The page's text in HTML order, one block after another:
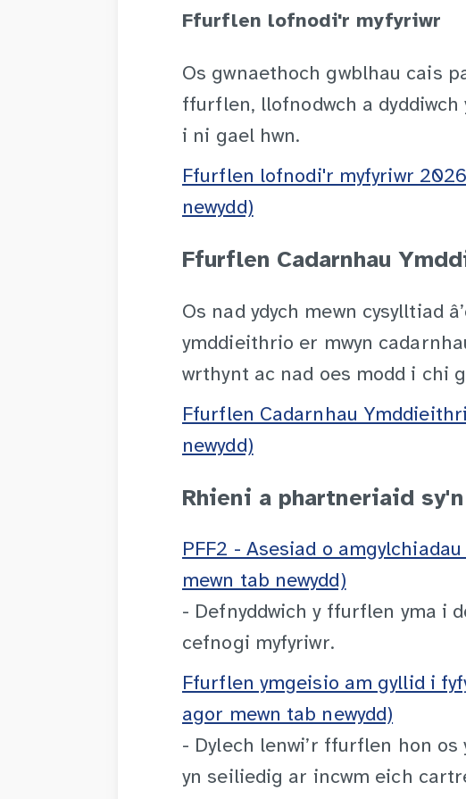
Ffurflen lofnodi'r myfyriwr
Os gwnaethoch gwblhau cais
ffurflen, llofnodwch a
i ni gael hwn.
Ffurflen lofnodi'r myfyriwr
newydd)
Ffurflen Cadarnhau
Os nad ydych mewn cysylltiad
ymddieithrio er mwyn
wrthynt ac nad oes modd i chi
Ffurflen Cadarnhau
newydd)
Rhieni a phartneriaid
PFF2 - Asesiad o
mewn tab newydd)
- Defnyddwich y ffurflen yma i
cefnogi myfyriwr.
Ffurflen ymgeisio am gyllid i
agor mewn tab newydd)
- Dylech lenwi’r ffurflen hon
yn seiliedig ar incwm eich